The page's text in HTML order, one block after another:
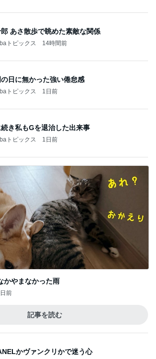
あさ散歩で眺めた素敵な関係
トピックス 14時間前
の日に無かった強い倦怠感
トピックス 1日前
き私もGを退治した出来事
トピックス 1日前
かやまなかった雨
前
記事を読む
かヴァンクリかで迷う心